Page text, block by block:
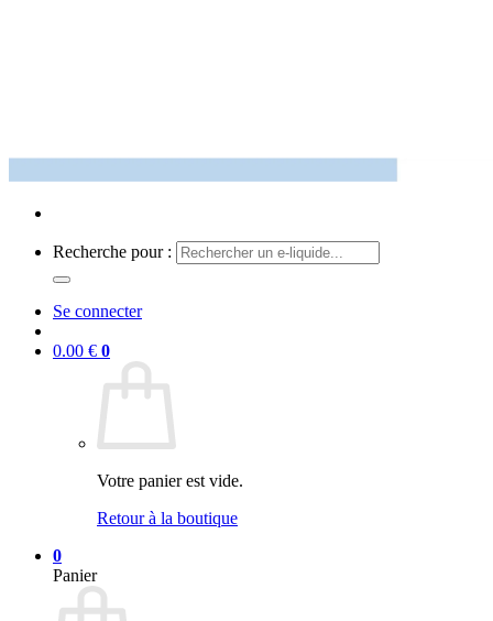
Recherche pour :
Se connecter
0.00 € 0
Votre panier est vide.
Retour à la boutique
0
Panier